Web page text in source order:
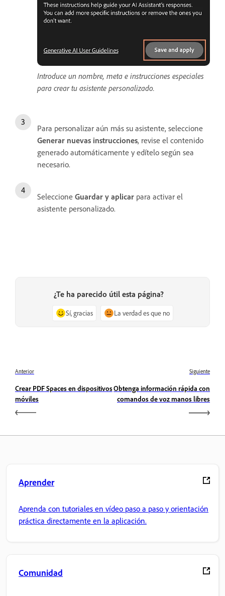
Introduce un nombre, meta e instrucciones especiales
para crear tu asistente personalizado.
Para personalizar aún más su asistente, seleccione
Generar nuevas instrucciones, revise el contenido
generado automáticamente y edítelo según sea
necesario.
Seleccione Guardar y aplicar para activar el
asistente personalizado.
¿Te ha parecido útil esta página?
Sí, gracias La verdad es que no
Anterior
Crear PDF Spaces en dispositivos
móviles
Siguiente
Obtenga información rápida con
comandos de voz manos libres
Aprender
Aprenda con tutoriales en vídeo paso a paso y orientación
práctica directamente en la aplicación.
Comunidad